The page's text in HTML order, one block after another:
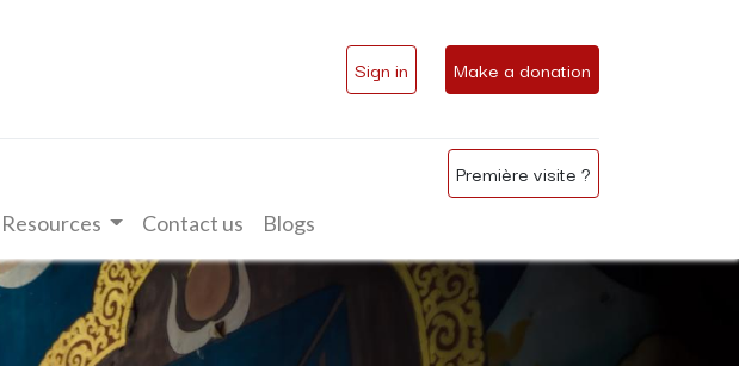
Sign in Make a donation
Première visite ?
Resources Contact us Blogs